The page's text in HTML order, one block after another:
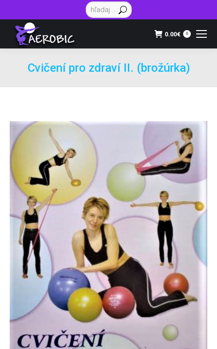
Vyhľadávanie:
0.00€ 0
Cvičení pro zdraví II. (brožúrka)